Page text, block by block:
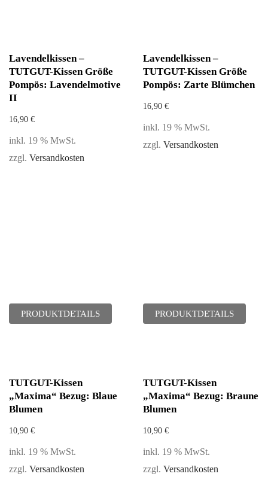
Lavendelkissen –
TUTGUT-Kissen Größe
Pompös: Lavendelmotive
II
16,90 €
inkl. 19 % MwSt.
zzgl. Versandkosten
PRODUKTDETAILS
Lavendelkissen –
TUTGUT-Kissen Größe
Pompös: Zarte Blümchen
16,90 €
inkl. 19 % MwSt.
zzgl. Versandkosten
PRODUKTDETAILS
TUTGUT-Kissen
„Maxima“ Bezug: Blaue
Blumen
10,90 €
inkl. 19 % MwSt.
zzgl. Versandkosten
TUTGUT-Kissen
„Maxima“ Bezug: Braune
Blumen
10,90 €
inkl. 19 % MwSt.
zzgl. Versandkosten